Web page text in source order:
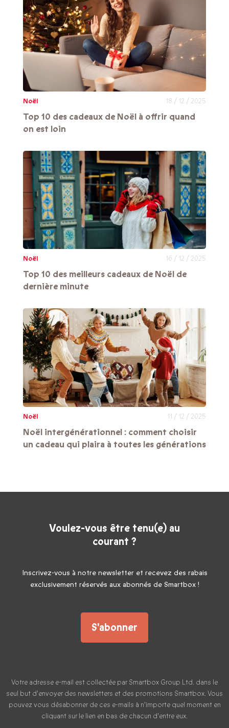
Noël 18 / 12 / 2025
Top 10 des cadeaux de Noël à offrir quand
on est loin
Noël 16 / 12 / 2025
Top 10 des meilleurs cadeaux de Noël de
dernière minute
Noël 11 / 12 / 2025
Noël intergénérationnel : comment choisir
un cadeau qui plaira à toutes les générations
Voulez-vous être tenu(e) au
courant ?
Inscrivez-vous à notre newsletter et recevez des rabais
exclusivement réservés aux abonnés de Smartbox !
S'abonner
Votre adresse e-mail est collectée par Smartbox Group Ltd. dans le
seul but d'envoyer des newsletters et des promotions Smartbox. Vous
pouvez vous désabonner de ces e-mails à n'importe quel moment en
cliquant sur le lien en bas de chacun d'entre eux.